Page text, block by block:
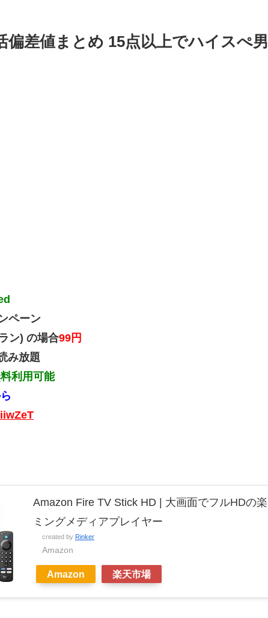
偏差値まとめ 15点以上でハイスぺ
ペーン
ン) の場合99円
み放題
利用可能
Amazon Fire TV Stick HD | 大画面でフルHDの
ミングメディアプレイヤー
created by Rinker
Amazon
Amazon 楽天市場